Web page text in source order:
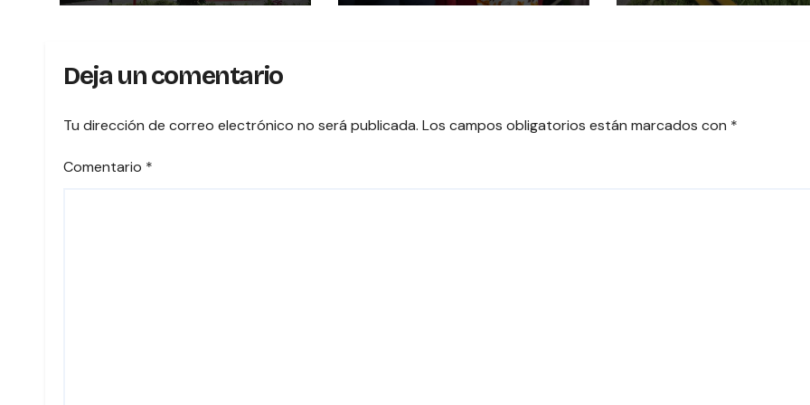
notarios del país
BRINDA HOMENAJE A
DE VALORACIÓN
Deja un comentario
Tu dirección de correo electrónico no será publicada. Los campos obligatorios están marcados con *
Comentario *